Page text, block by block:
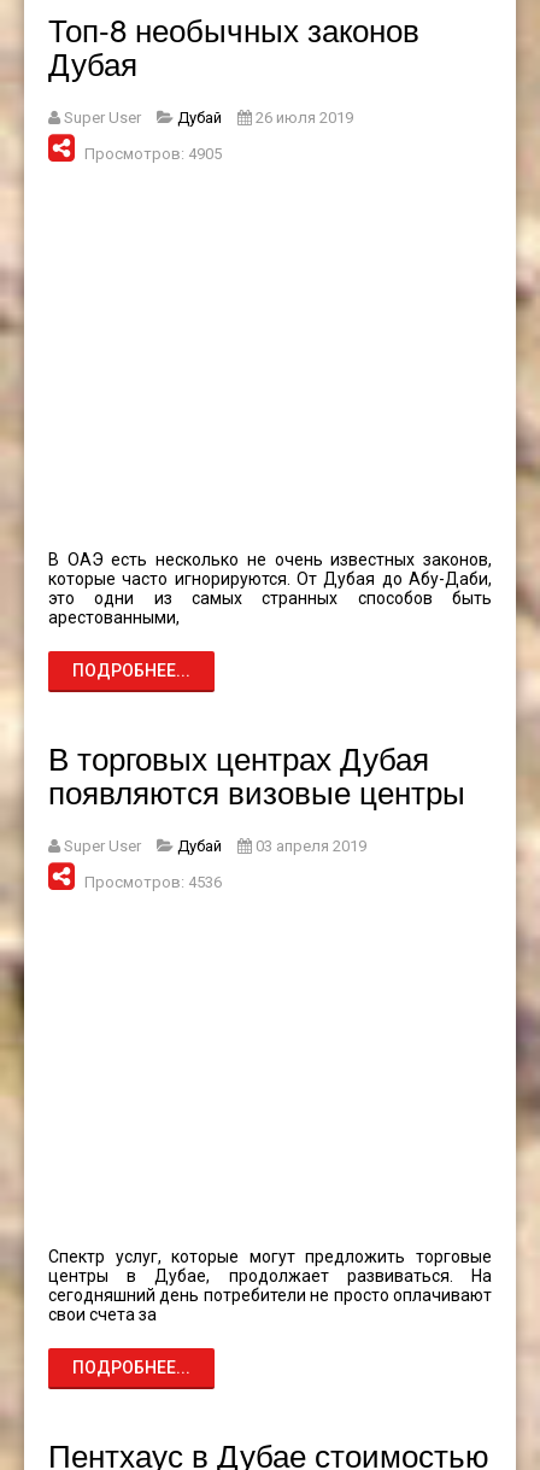
Топ-8 необычных законов
Дубая
Super User Дубай
26 июля 2019
Просмотров: 4905
В ОАЭ есть несколько не очень известных законов,
которые часто игнорируются. От Дубая до Абу-Даби,
это одни из самых странных способов быть
арестованными,
ПОДРОБНЕЕ...
В торговых центрах Дубая
появляются визовые центры
Super User Дубай
03 апреля 2019
Просмотров: 4536
Спектр услуг, которые могут предложить торговые
центры в Дубае, продолжает развиваться. На
сегодняшний день потребители не просто оплачивают
свои счета за
ПОДРОБНЕЕ...
Пентхаус в Дубае стоимостью